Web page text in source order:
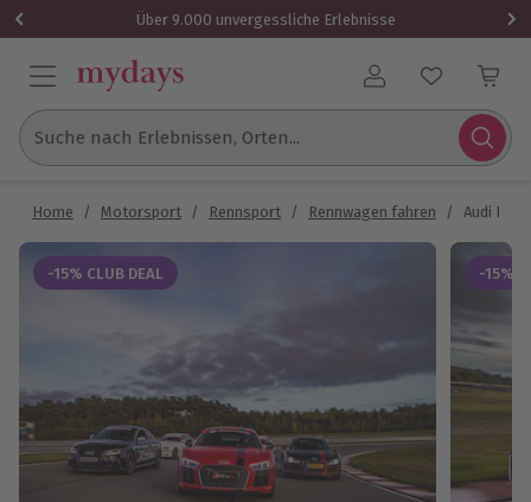
Über 9.000 unvergessliche Erlebnisse
Benutzerkonto
Suche nach Erlebnissen, Orten...
Home / Motorsport / Rennsport / Rennwagen fahren / Audi R8
-15% CLUB DEAL -15%